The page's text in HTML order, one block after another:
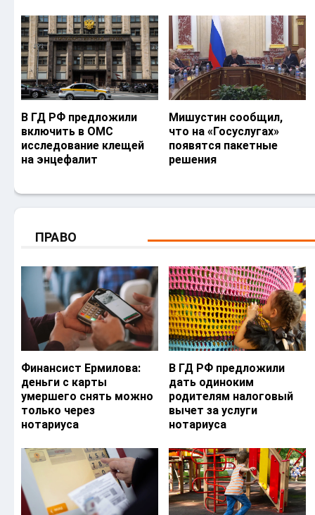
В ГД РФ предложили
включить в ОМС
исследование клещей
на энцефалит
Мишустин сообщил,
что на «Госуслугах»
появятся пакетные
решения
ПРАВО
Финансист Ермилова:
деньги с карты
умершего снять можно
только через
нотариуса
В ГД РФ предложили
дать одиноким
родителям налоговый
вычет за услуги
нотариуса